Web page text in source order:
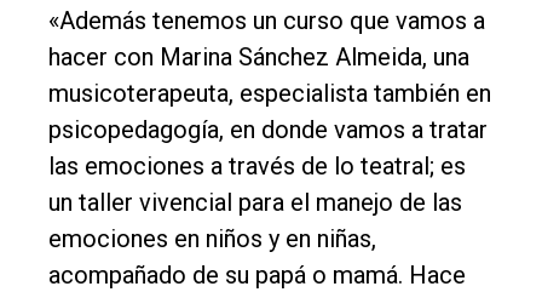
«Además tenemos un curso que vamos a
hacer con Marina Sánchez Almeida, una
musicoterapeuta, especialista también en
psicopedagogía, en donde vamos a tratar
las emociones a través de lo teatral; es
un taller vivencial para el manejo de las
emociones en niños y en niñas,
acompañado de su papá o mamá. Hace